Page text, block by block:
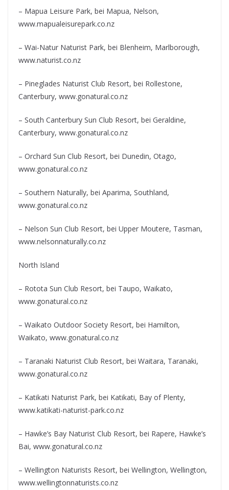
– Mapua Leisure Park, bei Mapua, Nelson,
www.mapualeisurepark.co.nz
– Wai-Natur Naturist Park, bei Blenheim, Marlborough,
www.naturist.co.nz
– Pineglades Naturist Club Resort, bei Rollestone,
Canterbury, www.gonatural.co.nz
– South Canterbury Sun Club Resort, bei Geraldine,
Canterbury, www.gonatural.co.nz
– Orchard Sun Club Resort, bei Dunedin, Otago,
www.gonatural.co.nz
– Southern Naturally, bei Aparima, Southland,
www.gonatural.co.nz
– Nelson Sun Club Resort, bei Upper Moutere, Tasman,
www.nelsonnaturally.co.nz
North Island
– Rotota Sun Club Resort, bei Taupo, Waikato,
www.gonatural.co.nz
– Waikato Outdoor Society Resort, bei Hamilton,
Waikato, www.gonatural.co.nz
– Taranaki Naturist Club Resort, bei Waitara, Taranaki,
www.gonatural.co.nz
– Katikati Naturist Park, bei Katikati, Bay of Plenty,
www.katikati-naturist-park.co.nz
– Hawke’s Bay Naturist Club Resort, bei Rapere, Hawke’s
Bai, www.gonatural.co.nz
– Wellington Naturists Resort, bei Wellington, Wellington,
www.wellingtonnaturists.co.nz